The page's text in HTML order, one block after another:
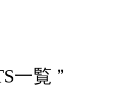
一覧